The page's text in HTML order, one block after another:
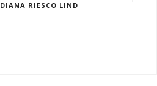
DIANA RIESCO LIND